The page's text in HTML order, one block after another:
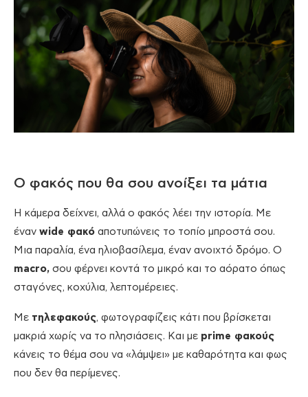
Ο φακός που θα σου ανοίξει τα μάτια
Η κάμερα δείχνει, αλλά ο φακός λέει την ιστορία. Με
έναν wide φακό αποτυπώνεις το τοπίο μπροστά σου.
Μια παραλία, ένα ηλιοβασίλεμα, έναν ανοιχτό δρόμο. Ο
macro, σου φέρνει κοντά το μικρό και το αόρατο όπως
σταγόνες, κοχύλια, λεπτομέρειες.
Με τηλεφακούς, φωτογραφίζεις κάτι που βρίσκεται
μακριά χωρίς να το πλησιάσεις. Και με prime φακούς
κάνεις το θέμα σου να «λάμψει» με καθαρότητα και φως
που δεν θα περίμενες.